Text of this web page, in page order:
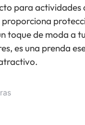
para actividades
toque de moda a
es una prenda